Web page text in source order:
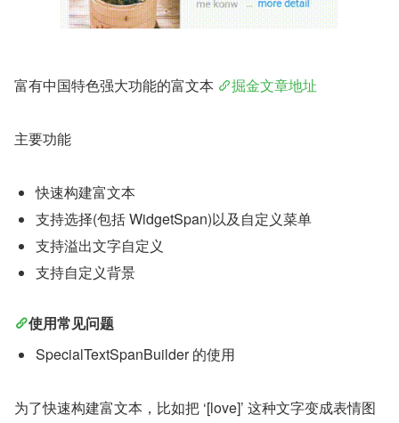
富有中国特色强大功能的富文本 掘金文章地址
主要功能
快速构建富文本
支持选择(包括 WidgetSpan)以及自定义菜单
支持溢出文字自定义
支持自定义背景
使用常见问题
SpecialTextSpanBuilder 的使用
为了快速构建富文本，比如把 ‘[love]’ 这种文字变成表情图